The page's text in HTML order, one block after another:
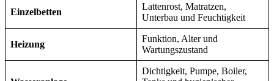
Einzelbetten
Lattenrost, Matratzen,
Unterbau und Feuchtigkeit
Heizung
Funktion, Alter und
Wartungszustand
Dichtigkeit, Pumpe, Boiler,